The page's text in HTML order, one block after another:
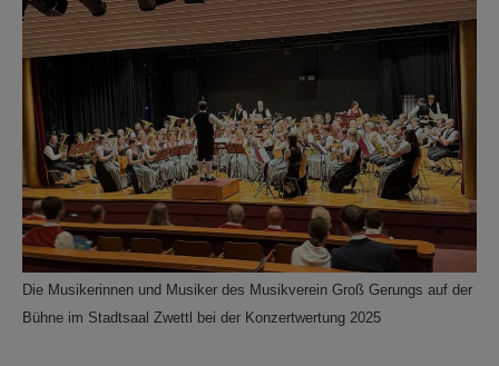
Die Musikerinnen und Musiker des Musikverein Groß Gerungs auf der
Bühne im Stadtsaal Zwettl bei der Konzertwertung 2025